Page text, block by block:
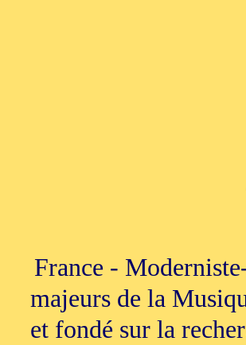
France -
majeurs de la
et fondé sur la